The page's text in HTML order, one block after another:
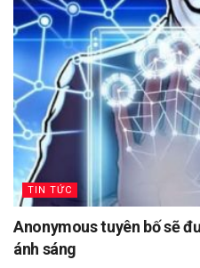
TIN TỨC
Anonymous tuyên bố sẽ
ánh sáng